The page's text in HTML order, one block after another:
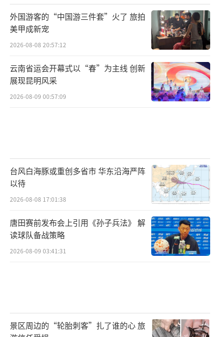
是否存在“利益输送”、损害上市公司利益的
情形，这一问，至今悬而未答。
事实上，莎普爱思的案例反映出一个问
题：当实控人将上市公司作为资产注入的“接
盘方”时，中小投资者的利益该如何保障？以
账面价值仅2000余万元的资产作价5.28亿元卖
誉减值将再次吞噬利润，而实控人已经通过资
产出售提前锁定收益。
资本市场对莎普爱思的质疑也已体现在股
价上。年报发布后，公司股价徘徊在6.6元至7.
8元区间，总市值已从年初约29亿元跌至25亿元
左右。
当一家公司的掌舵者频繁将高溢价的关联资产
外国游客的“中国游三件套”火了 旅拍
美甲成新宠
2026-08-08 20:57:12
云南省运会开幕式以“春”为主线 创新
展现昆明风采
2026-08-09 00:57:09
台风白海豚或重创多省市 华东沿海严阵
以待
2026-08-08 17:01:38
唐田赛前发布会上引用《孙子兵法》 解
读球队备战策略
2026-08-09 03:41:31
景区周边的“轮胎刺客”扎了谁的心 旅